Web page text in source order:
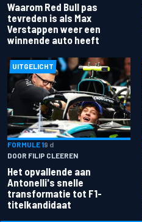
Waarom Red Bull pas
tevreden is als Max
Verstappen weer een
winnende auto heeft
UITGELICHT
FORMULE 19 d
DOOR FILIP CLEEREN
Het opvallende aan
Antonelli's snelle
transformatie tot F1-
titelkandidaat